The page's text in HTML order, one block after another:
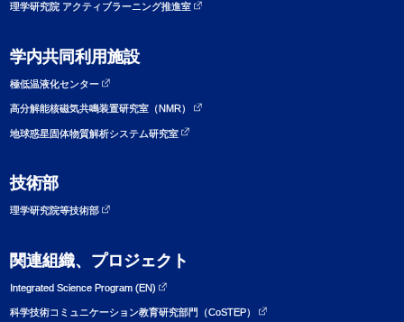
理学研究院 アクティブラーニング推進室
学内共同利用施設
極低温液化センター
高分解能核磁気共鳴装置研究室（NMR）
地球惑星固体物質解析システム研究室
技術部
理学研究院等技術部
関連組織、プロジェクト
Integrated Science Program (EN)
科学技術コミュニケーション教育研究部門（CoSTEP）